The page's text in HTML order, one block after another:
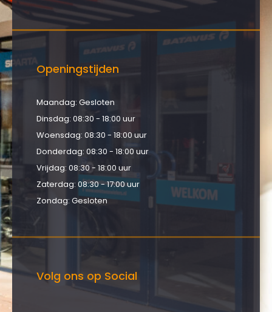
Openingstijden
Maandag: Gesloten
Dinsdag: 08:30 - 18:00 uur
Woensdag: 08:30 - 18:00 uur
Donderdag: 08:30 - 18:00 uur
Vrijdag: 08:30 - 18:00 uur
Zaterdag: 08:30 - 17:00 uur
Zondag: Gesloten
Volg ons op Social